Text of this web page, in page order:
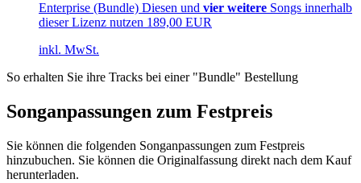
Enterprise (Bundle) Diesen und vier weitere Songs innerhalb
dieser Lizenz nutzen 189,00 EUR
inkl. MwSt.
So erhalten Sie ihre Tracks bei einer "Bundle" Bestellung
Songanpassungen zum Festpreis
Sie können die folgenden Songanpassungen zum Festpreis
hinzubuchen. Sie können die Originalfassung direkt nach dem Kauf
herunterladen.